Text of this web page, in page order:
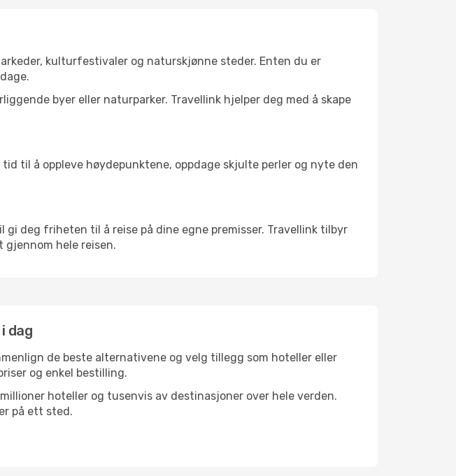
kulturfestivaler og naturskjønne steder. Enten du er
byer eller naturparker. Travellink hjelper deg med å skape
til å oppleve høydepunktene, oppdage skjulte perler og nyte den
deg friheten til å reise på dine egne premisser. Travellink tilbyr
gjennom hele reisen.
dag
de beste alternativene og velg tillegg som hoteller eller
og enkel bestilling.
hoteller og tusenvis av destinasjoner over hele verden.
på ett sted.